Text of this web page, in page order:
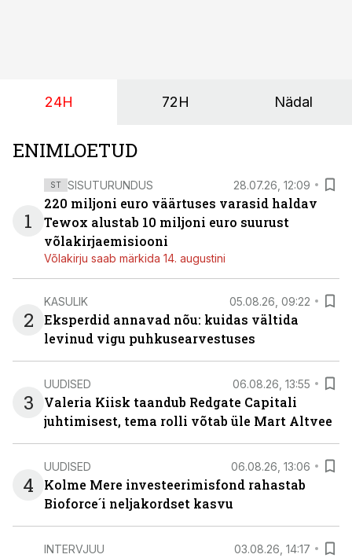
24H 72H Nädal
ENIMLOETUD
1
ST SISUTURUNDUS 28.07.26, 12:09
220 miljoni euro väärtuses varasid haldav
Tewox alustab 10 miljoni euro suurust
võlakirjaemisiooni
Võlakirju saab märkida 14. augustini
2
KASULIK 05.08.26, 09:22
Eksperdid annavad nõu: kuidas vältida
levinud vigu puhkusearvestuses
3
UUDISED 06.08.26, 13:55
Valeria Kiisk taandub Redgate Capitali
juhtimisest, tema rolli võtab üle Mart Altvee
4
UUDISED 06.08.26, 13:06
Kolme Mere investeerimisfond rahastab
Bioforce´i neljakordset kasvu
INTERVJUU 03.08.26, 14:17